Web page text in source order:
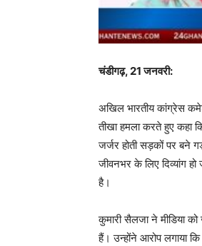
चंडीगढ़, 21 जनवरी:
अखिल भारतीय कांग्रेस
तीखा हमला करते हुए कहा
जर्जर होती सड़कों पर बने
जीवनभर के लिए दिव्यांग
है।
कुमारी सैलजा ने मीडिया
हैं। उन्होंने आरोप लगाया